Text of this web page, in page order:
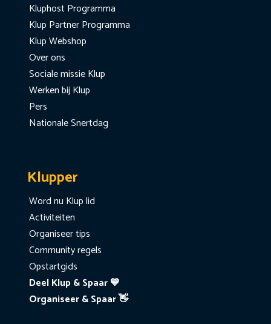
Kluphost Programma
Klup Partner Programma
Klup Webshop
Over ons
Sociale missie Klup
Werken bij Klup
Pers
Nationale Snertdag
Klupper
Word nu Klup lid
Activiteiten
Organiseer tips
Community regels
Opstartgids
Deel Klup & Spaar 💙
Organiseer & Spaar 👋